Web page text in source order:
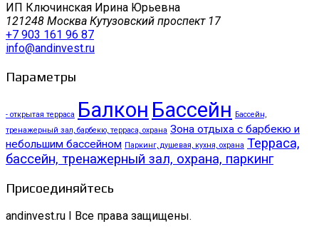
ИП Ключинская Ирина Юрьевна
121248 Москва Кутузовский проспект 17
+7 903 161 96 87
info@andinvest.ru
Параметры
- открытая терраса Балкон Бассейн Бассейн,
тренажерный зал, барбекю, терраса, охрана Зона отдыха с барбекю и
небольшим бассейном Паркинг, душевая, кухня, охрана Терраса,
бассейн, тренажерный зал, охрана, паркинг
Присоединяйтесь
andinvest.ru I Все права защищены.